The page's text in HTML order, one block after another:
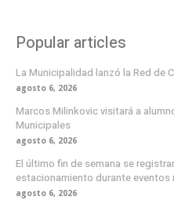
Popular articles
La Municipalidad lanzó la Red de
agosto 6, 2026
Marcos Milinkovic visitará a
Municipales
agosto 6, 2026
El último fin de semana se
estacionamiento durante eventos
agosto 6, 2026